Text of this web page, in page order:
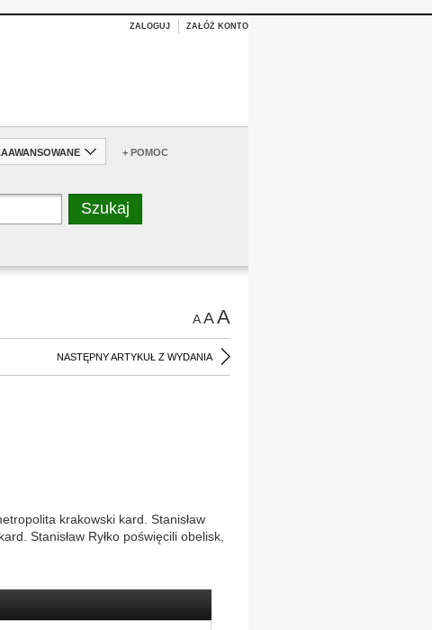
ZALOGUJ ZAŁÓŻ KONTO
+ POMOC
AAA
NASTĘPNY ARTYKUŁ Z WYDANIA
krakowski kard. Stanisław
Stanisław Ryłko poświęcili obelisk,